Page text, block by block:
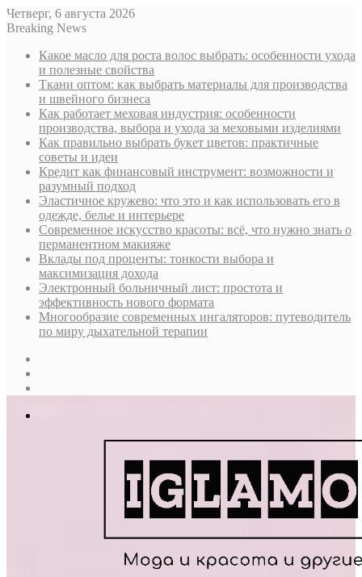
Четверг, 6 августа 2026
Breaking News
Какое масло для роста волос выбрать: особенности ухода
и полезные свойства
Ткани оптом: как выбрать материалы для производства
и швейного бизнеса
Как работает меховая индустрия: особенности
производства, выбора и ухода за меховыми изделиями
Как правильно выбрать букет цветов: практичные
советы и идеи
Кредит как финансовый инструмент: возможности и
разумный подход
Эластичное кружево: что это и как использовать его в
одежде, белье и интерьере
Современное искусство красоты: всё, что нужно знать о
перманентном макияже
Вклады под проценты: тонкости выбора и
максимизация дохода
Электронный больничный лист: простота и
эффективность нового формата
Многообразие современных ингаляторов: путеводитель
по миру дыхательной терапии